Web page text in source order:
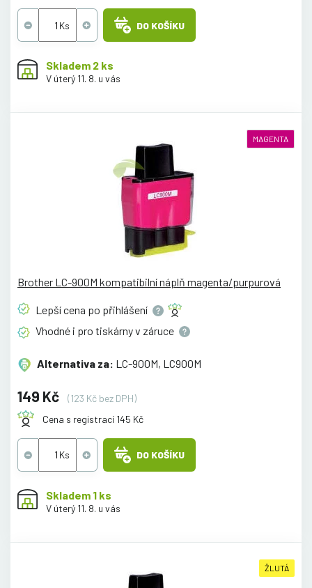
DO KOŠÍKU
Skladem 2 ks
V úterý 11. 8. u vás
MAGENTA
Brother LC-900M kompatibilní náplň magenta/purpurová
Lepší cena po přihlášení
Vhodné i pro tiskárny v záruce
Alternativa za: LC-900M, LC900M
149 Kč
(123 Kč bez DPH)
Cena s registrací 145 Kč
DO KOŠÍKU
Skladem 1 ks
V úterý 11. 8. u vás
ŽLUTÁ